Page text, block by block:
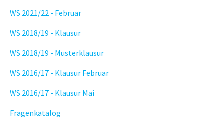
WS 2021/22 - Februar
WS 2018/19 - Klausur
WS 2018/19 - Musterklausur
WS 2016/17 - Klausur Februar
WS 2016/17 - Klausur Mai
Fragenkatalog